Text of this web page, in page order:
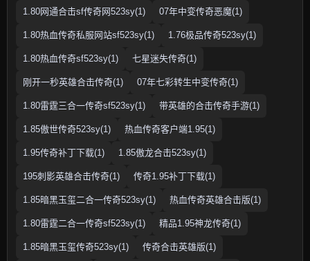
1.80网通合击sf传奇网523sy(1) 07年中变传奇恶魔(1)
1.80热血传奇私服网站sf523sy(1) 1.76极品传奇523sy(1)
1.80热血传奇sf523sy(1) 七星迷失传奇(1)
刚开一秒英雄合击传奇(1) 07年七彩转生中变传奇(1)
1.80雷霆三合一传奇sf523sy(1) 带英雄的合击传奇手游(1)
1.85傲世传奇523sy(1) 热血传奇客户端1.95(1)
1.95传奇补丁下载(1) 1.85傲龙合击523sy(1)
195刺影英雄合击传奇(1) 传奇1.95补丁下载(1)
1.85暗黑玉玺二合一传奇523sy(1) 热血传奇英雄合击版(1)
1.80雷霆二合一传奇sf523sy(1) 精品1.95神龙传奇(1)
1.85暗黑玉玺传奇523sy(1) 传奇合击英雄版(1)